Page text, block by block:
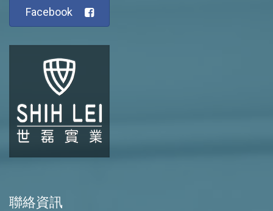
Facebook
聯絡資訊